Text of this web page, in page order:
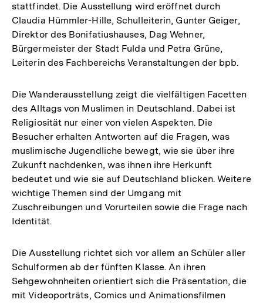
stattfindet. Die Ausstellung wird eröffnet durch
Claudia Hümmler-Hille, Schulleiterin, Gunter Geiger,
Direktor des Bonifatiushauses, Dag Wehner,
Bürgermeister der Stadt Fulda und Petra Grüne,
Leiterin des Fachbereichs Veranstaltungen der bpb.
Die Wanderausstellung zeigt die vielfältigen Facetten
des Alltags von Muslimen in Deutschland. Dabei ist
Religiosität nur einer von vielen Aspekten. Die
Besucher erhalten Antworten auf die Fragen, was
muslimische Jugendliche bewegt, wie sie über ihre
Zukunft nachdenken, was ihnen ihre Herkunft
bedeutet und wie sie auf Deutschland blicken. Weitere
wichtige Themen sind der Umgang mit
Zuschreibungen und Vorurteilen sowie die Frage nach
Identität.
Die Ausstellung richtet sich vor allem an Schüler aller
Schulformen ab der fünften Klasse. An ihren
Sehgewohnheiten orientiert sich die Präsentation, die
mit Videoporträts, Comics und Animationsfilmen